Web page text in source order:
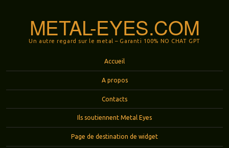
METAL-EYES.COM
Un autre regard sur le metal – Garanti 100% NO CHAT GPT
Accueil
A propos
Contacts
Ils soutiennent Metal Eyes
Page de destination de widget